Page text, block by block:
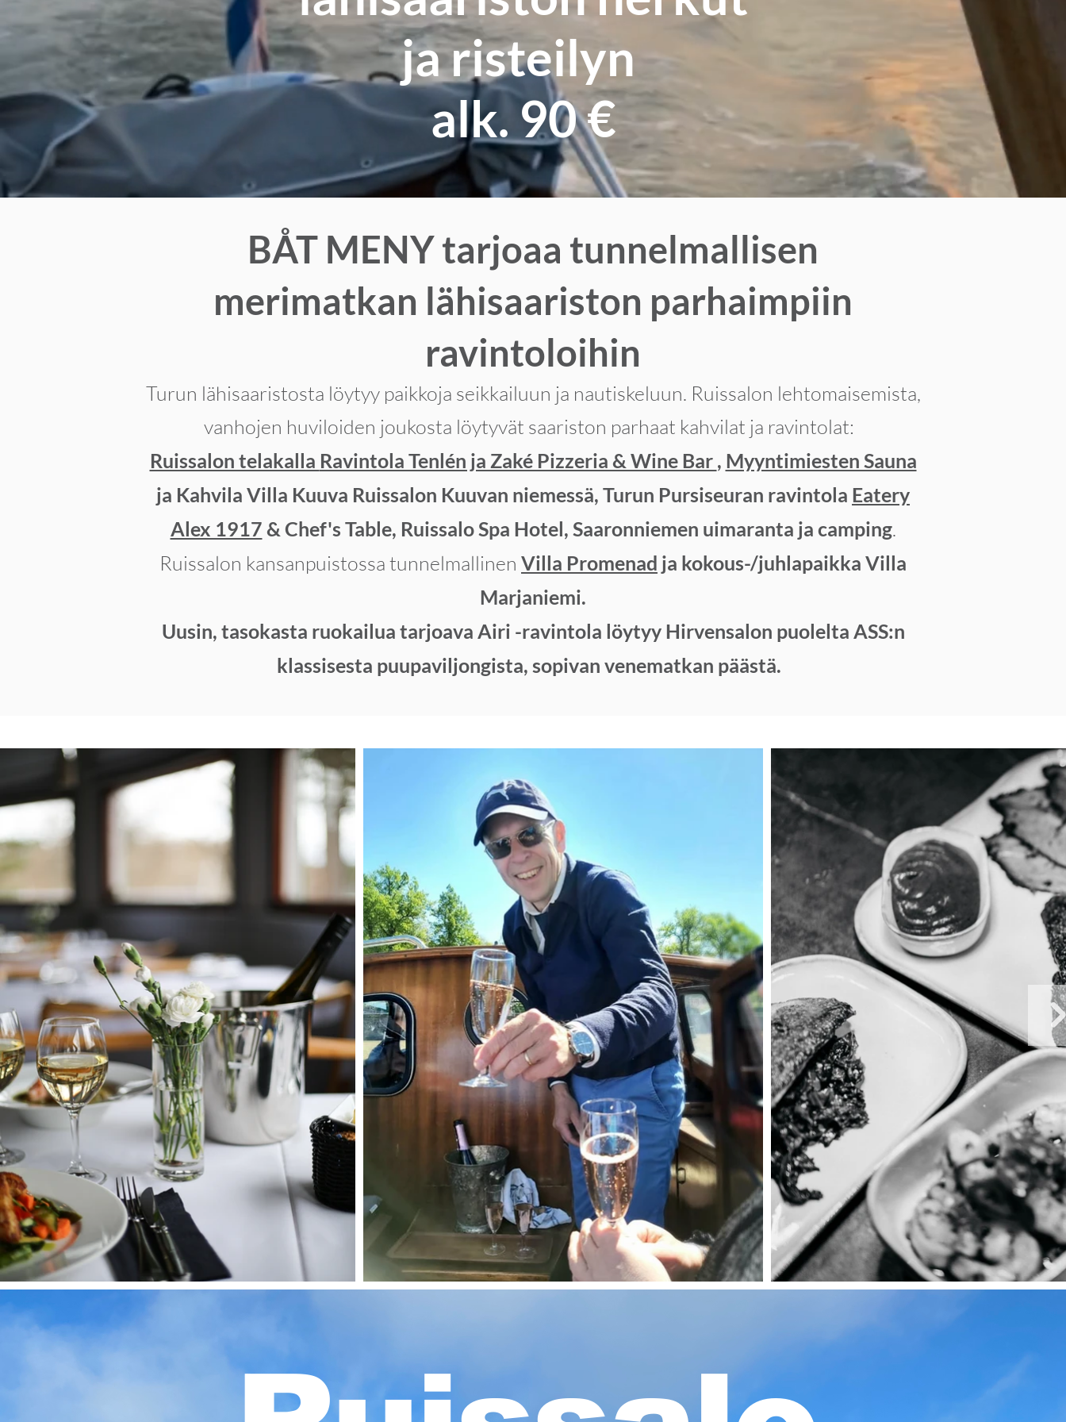
ja risteilyn
alk. 90 €
BÅT MENYtarjoaa tunnelmallisen
merimatkan lähisaariston parhaimpiin
ravintoloihin
Turun lähisaaristosta löytyy paikkoja seikkailuun ja nautiskeluun. Ruissalon lehtomaisemista,
vanhojen huviloiden joukosta löytyvät saariston parhaat kahvilat ja ravintolat:
Ruissalon telakalla Ravintola Tenlén ja Zaké Pizzeria & Wine Bar , Myyntimiesten Sauna
ja Kahvila Villa Kuuva Ruissalon Kuuvan niemessä, Turun Pursiseuran ravintola Eatery
Alex 1917 & Chef's Table, Ruissalo Spa Hotel, Saaronniemen uimaranta ja camping.
Ruissalon kansanpuistossa tunnelmallinen Villa Promenad ja kokous-/juhlapaikka Villa
Marjaniemi.
Uusin, tasokasta ruokailua tarjoava Airi -ravintola löytyy Hirvensalon puolelta ASS:n
klassisesta puupaviljongista, sopivan venematkan päästä.